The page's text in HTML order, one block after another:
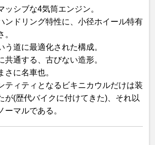
ッシブな4気筒エンジン。
ンドリング特性に、小径ホイール特有
う道に最適化された構成。
共通する、古びない造形。
さに名車也。
ティティとなるビキニカウルだけは装
が(歴代バイクに付けてきた)、それ以
ーマルである。